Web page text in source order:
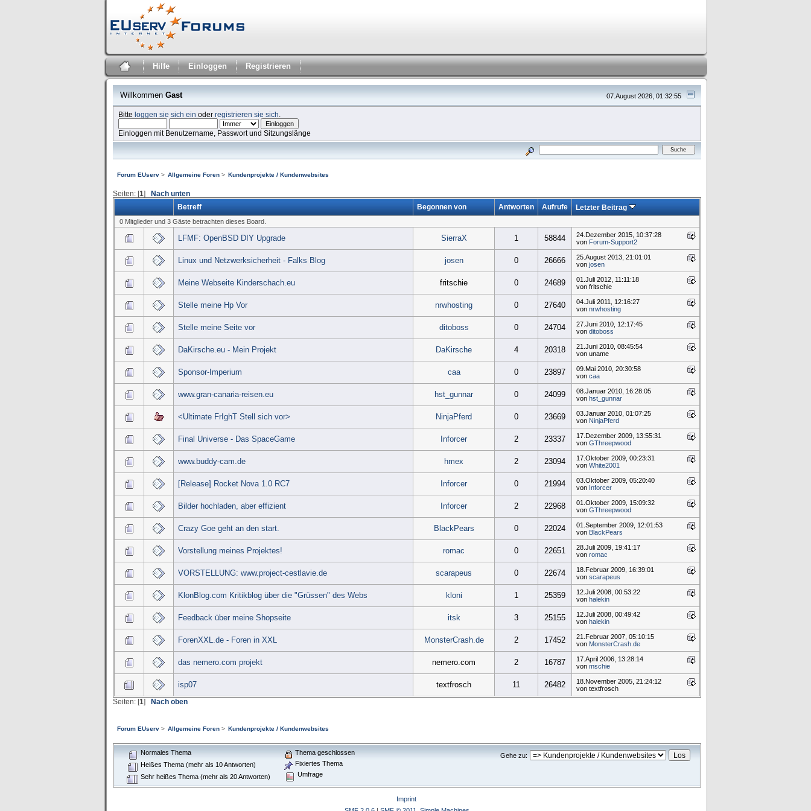
Hilfe Einloggen Registrieren
07.August 2026, 01:32:55
Willkommen Gast
Bitteloggen sie sich ein oderregistrieren sie sich
Einloggen mit Benutzername, Passwort und Sitzungslänge
Forum EUserv> Allgemeine Foren> Kundenprojekte / Kundenwebsites
Seiten: [1]
Nach unten
Betreff
Begonnen von Antworten Aufrufe Letzter Beitrag
0 Mitglieder und 3 Gäste betrachten dieses Board.
LFMF: OpenBSD DIY Upgrade SierraX 1 58844
24.Dezember 2015, 10:37:28
von Forum-Support2
Linux und Netzwerksicherheit - Falks Blog josen 0 26666
25.August 2013, 21:01:01
von josen
Meine Webseite Kinderschach.eu fritschie 0 24689
01.Juli 2012, 11:11:18
von fritschie
Stelle meine Hp Vor nrwhosting 0 27640
04.Juli 2011, 12:16:27
von nrwhosting
Stelle meine Seite vor ditoboss 0 24704
27.Juni 2010, 12:17:45
von ditoboss
DaKirsche.eu - Mein Projekt DaKirsche 4 20318
21.Juni 2010, 08:45:54
von uname
Sponsor-Imperium caa 0 23897
09.Mai 2010, 20:30:58
von caa
www.gran-canaria-reisen.eu hst_gunnar 0 24099
08.Januar 2010, 16:28:05
von hst_gunnar
<Ultimate FrIghT Stell sich vor> NinjaPferd 0 23669
03.Januar 2010, 01:07:25
von NinjaPferd
Final Universe - Das SpaceGame Inforcer 2 23337
17.Dezember 2009, 13:55:31
von GThreepwood
www.buddy-cam.de hmex 2 23094
17.Oktober 2009, 00:23:31
von White2001
[Release] Rocket Nova 1.0 RC7 Inforcer 0 21994
03.Oktober 2009, 05:20:40
von Inforcer
Bilder hochladen, aber effizient Inforcer 2 22968
01.Oktober 2009, 15:09:32
von GThreepwood
Crazy Goe geht an den start. BlackPears 0 22024
01.September 2009, 12:01:53
von BlackPears
Vorstellung meines Projektes! romac 0 22651
28.Juli 2009, 19:41:17
von romac
VORSTELLUNG: www.project-cestlavie.de scarapeus 0 22674
18.Februar 2009, 16:39:01
von scarapeus
KlonBlog.com Kritikblog über die "Grüssen" des Webs kloni 1 25359
12.Juli 2008, 00:53:22
von halekin
Feedback über meine Shopseite itsk 3 25155
12.Juli 2008, 00:49:42
von halekin
ForenXXL.de - Foren in XXL MonsterCrash.de 2 17452
21.Februar 2007, 05:10:15
von MonsterCrash.de
das nemero.com projekt nemero.com 2 16787
17.April 2006, 13:28:14
von mschie
isp07 textfrosch 11 26482
18.November 2005, 21:24:12
von textfrosch
Seiten: [1] Nach oben
Forum EUserv> Allgemeine Foren> Kundenprojekte / Kundenwebsites
Gehe zu:
Normales Thema
Heißes Thema (mehr als 10 Antworten)
Sehr heißes Thema (mehr als 20 Antworten)
Thema geschlossen
Fixiertes Thema
Umfrage
Imprint